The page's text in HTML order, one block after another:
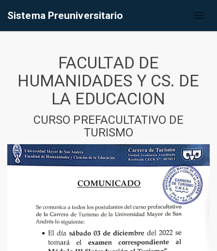
Sistema Preuniversitario
FACULTAD DE
HUMANIDADES Y CS. DE
LA EDUCACION
CURSO PREFACULTATIVO DE
TURISMO